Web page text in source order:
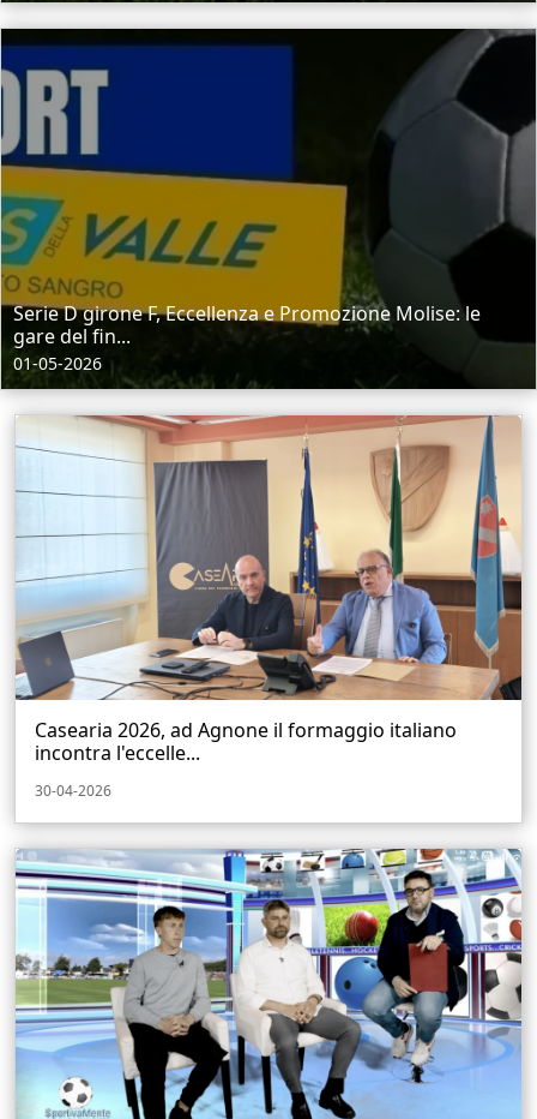
Serie D girone F, Eccellenza e Promozione Molise: le
gare del fin...
01-05-2026
Casearia 2026, ad Agnone il formaggio italiano
incontra l'eccelle...
30-04-2026